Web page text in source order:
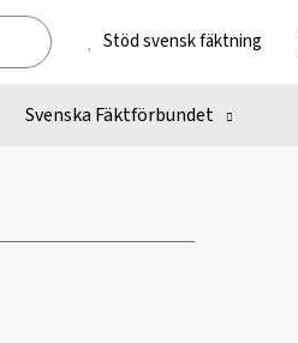
Stöd svensk fäktning
Svenska Fäktförbundet